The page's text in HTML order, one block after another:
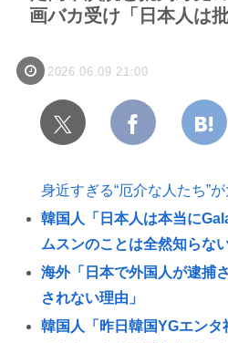
画バカ受け「日本人は
2026.06.09 21:00
身近すぎる“厄介な人たち”が
韓国人「日本人は本当に
ムスンのことは全然知らな
海外「日本で外国人が逮捕
されない理由」
韓国人「昨日韓国YGエン